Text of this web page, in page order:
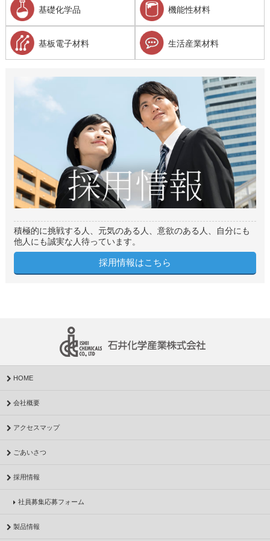
基礎化学品 機能性材料
基板電子材料 生活産業材料
積極的に挑戦する人、元気のある人、意欲のある人、自分にも
他人にも誠実な人待っています。
採用情報はこちら
HOME
会社概要
アクセスマップ
ごあいさつ
採用情報
社員募集応募フォーム
製品情報